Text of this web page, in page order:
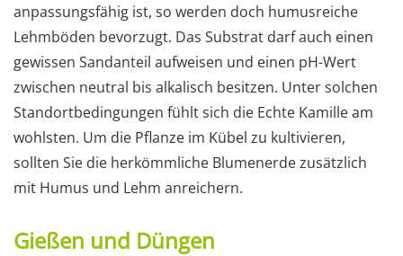
anpassungsfähig ist, so werden doch humusreiche
Lehmböden bevorzugt. Das Substrat darf auch einen
gewissen Sandanteil aufweisen und einen pH-Wert
zwischen neutral bis alkalisch besitzen. Unter solchen
Standortbedingungen fühlt sich die Echte Kamille am
wohlsten. Um die Pflanze im Kübel zu kultivieren,
sollten Sie die herkömmliche Blumenerde zusätzlich
mit Humus und Lehm anreichern.
Gießen und Düngen